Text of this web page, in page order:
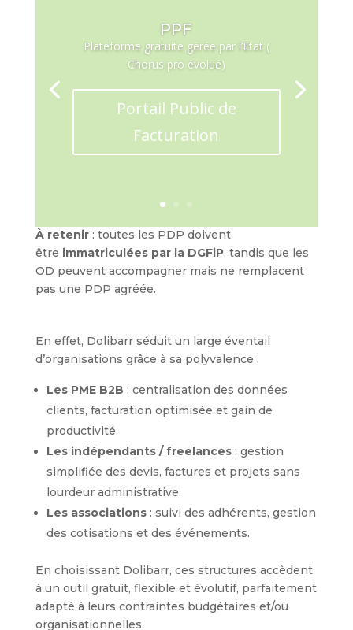
PPF
Plateforme gratuite gérée par l’Etat (
Chorus pro évolué)
Portail Public de
Facturation
À retenir : toutes les PDP doivent
être immatriculées par la DGFiP, tandis que les
OD peuvent accompagner mais ne remplacent
pas une PDP agréée.
En effet, Dolibarr séduit un large éventail
d’organisations grâce à sa polyvalence :
Les PME B2B : centralisation des données
clients, facturation optimisée et gain de
productivité.
Les indépendants / freelances: gestion
simplifiée des devis, factures et projets sans
lourdeur administrative.
Les associations: suivi des adhérents, gestion
des cotisations et des événements.
En choisissant Dolibarr, ces structures accèdent
à un outil gratuit, flexible et évolutif, parfaitement
adapté à leurs contraintes budgétaires et/ou
organisationnelles.